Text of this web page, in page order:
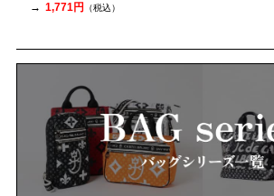
1,771円 （税込）